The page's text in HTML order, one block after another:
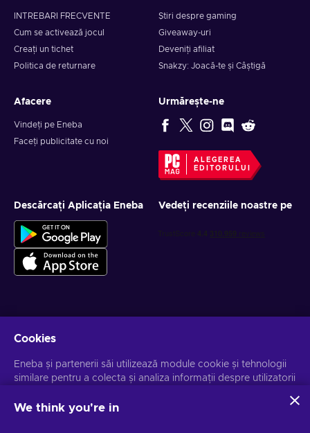
INTREBARI FRECVENTE
Cum se activează jocul
Creați un tichet
Politica de returnare
Știri despre gaming
Giveaway-uri
Deveniți afiliat
Snakzy: Joacă-te și Câștigă
Afacere
Vindeți pe Eneba
Faceți publicitate cu noi
Urmărește-ne
ALEGEREA
EDITORULUI
Descărcați Aplicația Eneba Vedeți recenziile noastre pe
Te poți dezabona la orice moment. ViziteazăNotificarea de
Cookies
Eneba și partenerii săi utilizează module cookie și tehnologii
similare pentru a colecta și analiza informații despre utilizatorii
conținutul, publicitatea și alte servicii de pe site. Datele dvs.
We think you're in